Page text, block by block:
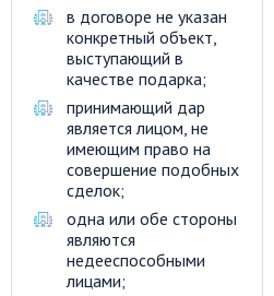
в договоре не указан
конкретный объект,
выступающий в
качестве подарка;
принимающий дар
является лицом, не
имеющим право на
совершение подобных
сделок;
одна или обе стороны
являются
недееспособными
лицами;